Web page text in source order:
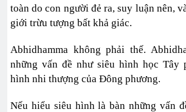
toàn do con người đẻ ra, suy luận nên,
giới trừu tượng bất khả giác.
Abhidhamma không phải thế.
những vấn đề như siêu hình học Tây
hình nhi thượng của Đông phương.
Nếu hiểu siêu hình là bàn những vấn